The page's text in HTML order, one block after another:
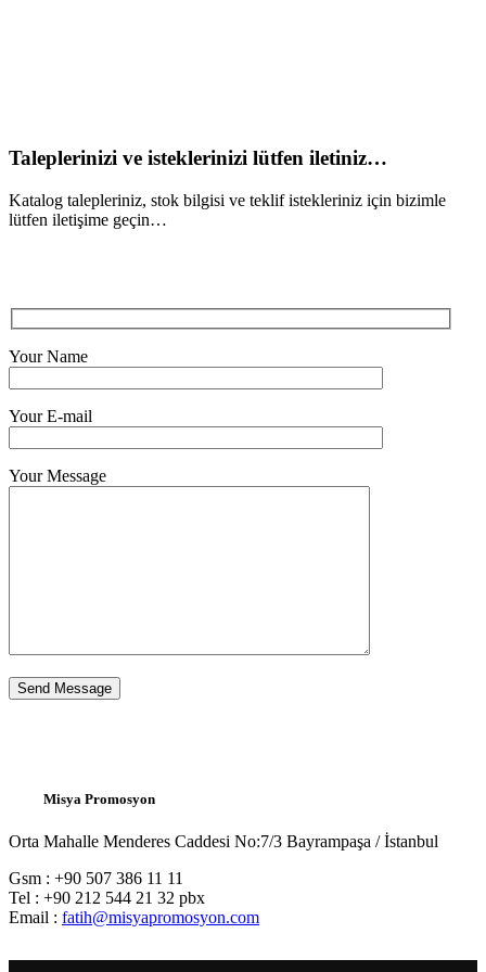
Taleplerinizi ve isteklerinizi lütfen iletiniz…
Katalog talepleriniz, stok bilgisi ve teklif istekleriniz için bizimle
lütfen iletişime geçin…
Your Name
Your E-mail
Your Message
Misya Promosyon
Orta Mahalle Menderes Caddesi No:7/3 Bayrampaşa / İstanbul
Gsm : +90 507 386 11 11
Tel : +90 212 544 21 32 pbx
Email : fatih@misyapromosyon.com